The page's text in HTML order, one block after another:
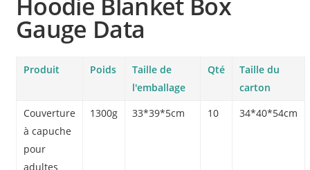
Gauge Data
Produit Poids
Taille de
l'emballage
Qté
Taille du
carton
Couverture
à capuche
pour
adultes
1300g 33*39*5cm 10 34*40*54cm